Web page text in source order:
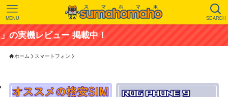
SEARCH
MENU
ー 掲載中！
ホーム スマートフォン